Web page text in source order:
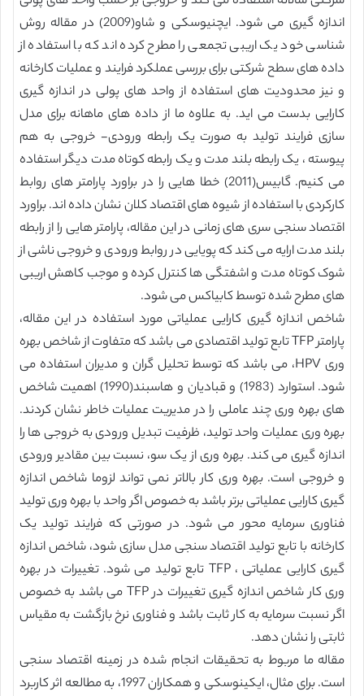
اندازه گیری می شود. ایچنیوسکی و شاو(2009) در مقاله روش
شناسی خود یک اریبی تجمعی را مطرح کرده اند که با استفاده از
داده های سطح شرکتی برای بررسی عملکرد فرایند و عملیات کارخانه
و نیز محدودیت های استفاده از واحد های پولی در اندازه گیری
کارایی بدست می اید. به علاوه ما از داده های ماهانه برای مدل
سازی فرایند تولید به صورت یک رابطه ورودی- خروجی به هم
پیوسته ، یک رابطه بلند مدت و یک رابطه کوتاه مدت دیگر استفاده
می کنیم. گابیس(2011) خطا هایی را در براورد پارامتر های روابط
کارکردی با استفاده از شیوه های اقتصاد کلان نشان داده اند. براورد
اقتصاد سنجی سری های زمانی در این مقاله، پارامتر هایی را از رابطه
بلند مدت ارایه می کند که پویایی در روابط ورودی و خروجی ناشی از
شوک کوتاه مدت و اشفتگی ها کنترل کرده و موجب کاهش اریبی
های مطرح شده توسط کابیاکس می شود.
شاخص اندازه گیری کارایی عملیاتی مورد استفاده در این مقاله،
پارامتر TFP تابع تولید اقتصادی می باشد که متفاوت از شاخص بهره
وری HPV، می باشد که توسط تحلیل گران و مدیران استفاده می
شود. استوارد (1983) و قبادیان و هاسبند(1990) اهمیت شاخص
های بهره وری چند عاملی را در مدیریت عملیات خاطر نشان کردند.
بهره وری عملیات واحد تولید، ظرفیت تبدیل ورودی به خروجی ها را
اندازه گیری می کند. بهره وری از یک سو، نسبت بین مقادیر ورودی
و خروجی است. بهره وری کار بالاتر نمی تواند لزوما شاخص اندازه
گیری کارایی عملیاتی برتر باشد به خصوص اگر واحد با بهره وری تولید
فناوری سرمایه محور می شود. در صورتی که فرایند تولید یک
کارخانه با تابع تولید اقتصاد سنجی مدل سازی شود، شاخص اندازه
گیری کارایی عملیاتی ، TFP تابع تولید می شود. تغییرات در بهره
وری کار شاخص اندازه گیری تغییرات در TFP می باشد به خصوص
اگر نسبت سرمایه به کار ثابت باشد و فناوری نرخ بازگشت به مقیاس
ثابتی را نشان دهد.
مقاله ما مربوط به تحقیقات انجام شده در زمینه اقتصاد سنجی
است. برای مثال، ایکینوسکی و همکاران 1997، به مطالعه اثر کاربرد